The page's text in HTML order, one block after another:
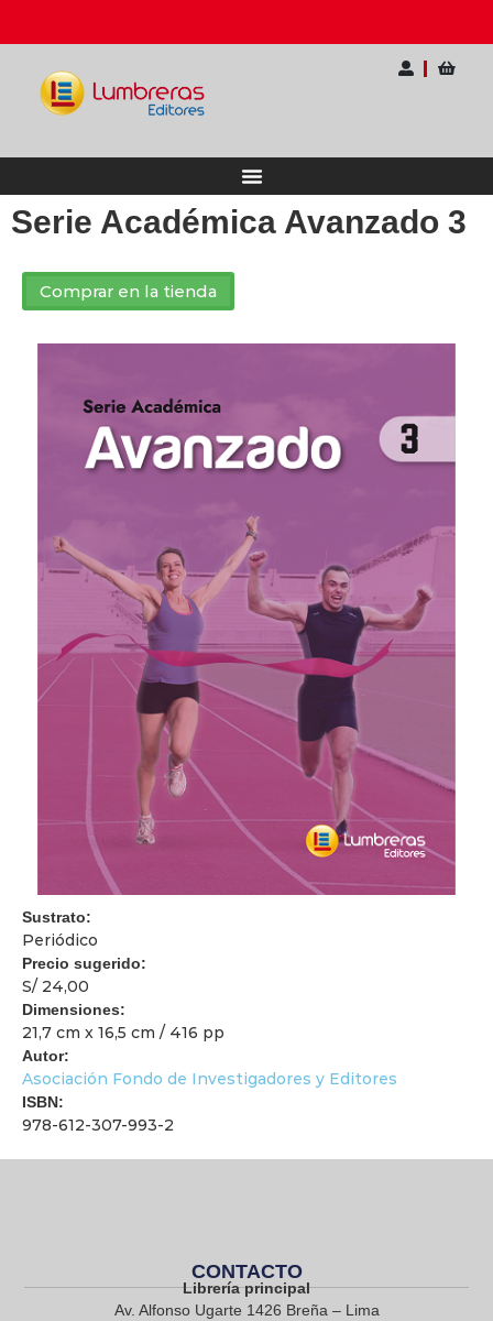
Serie Académica Avanzado 3
Comprar en la tienda
Sustrato:
Periódico
Precio sugerido:
S/ 24,00
Dimensiones:
21,7 cm x 16,5 cm / 416 pp
Autor:
Asociación Fondo de Investigadores y Editores
ISBN:
978-612-307-993-2
CONTACTO
Librería principal
Av. Alfonso Ugarte 1426 Breña – Lima